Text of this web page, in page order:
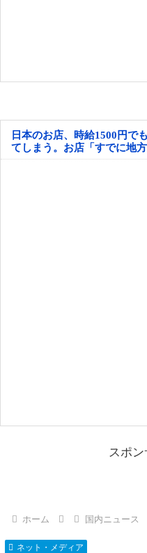
日本のお店、時給1500円で
てしまう。お店「すでに地方
スポン
ホーム 国内ニュース
ネット・メディア